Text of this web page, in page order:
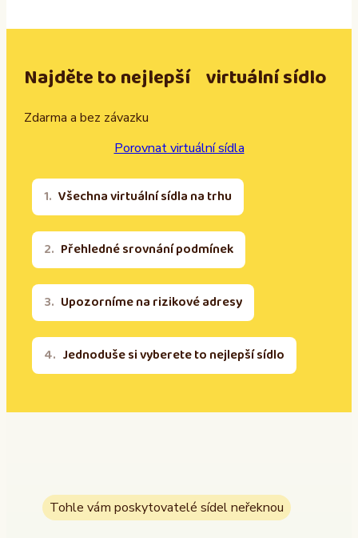
Najděte to nejlepší virtuální sídlo
Zdarma a bez závazku
Porovnat virtuální sídla
Všechna virtuální sídla na trhu
Přehledné srovnání podmínek
Upozorníme na rizikové adresy
Jednoduše si vyberete to nejlepší sídlo
Tohle vám poskytovatelé sídel neřeknou